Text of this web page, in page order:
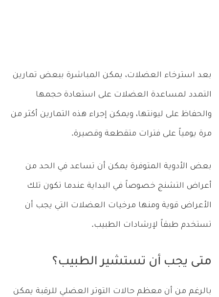
بعد استرخاء العضلات، يمكن المباشرة ببعض تمارين
التمدد لمساعدة العضلات على استعادة حجمها
والحفاظ على ليونتها، ويمكن إجراء هذه التمارين أكثر من
مرة يومياً على فترات متقطعة وقصيرة.
بعض الأدوية المتوفرة يمكن أن تساعد في الحد من
أعراض التشنج خصوصاً في البداية عندما تكون تلك
الأعراض قوية ومنها مرخيات العضلات التي يجب أن
تستخدم طبقاً لإرشادات الطبيب.
متى يجب أن تستشير الطبيب؟
بالرغم من أن معظم حالات التوتر العضلي للرقبة يمكن